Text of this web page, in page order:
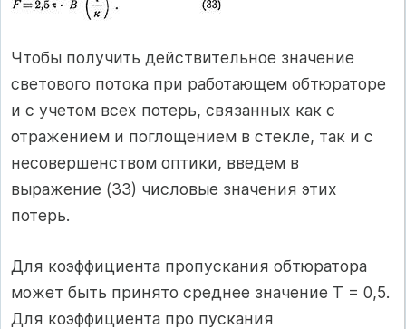
Чтобы получить действительное значение
светового потока при работающем обтюраторе
и с учетом всех потерь, связанных как с
отражением и поглощением в стекле, так и с
несовершенством оптики, введем в
выражение (33) числовые значения этих
потерь.
Для коэффициента пропускания обтюратора
может быть принято среднее значение Т = 0,5.
Для коэффициента про пускания